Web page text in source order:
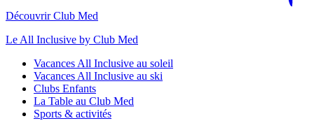
Découvrir Club Med
Le All Inclusive by Club Med
Vacances All Inclusive au soleil
Vacances All Inclusive au ski
Clubs Enfants
La Table au Club Med
Sports & activités